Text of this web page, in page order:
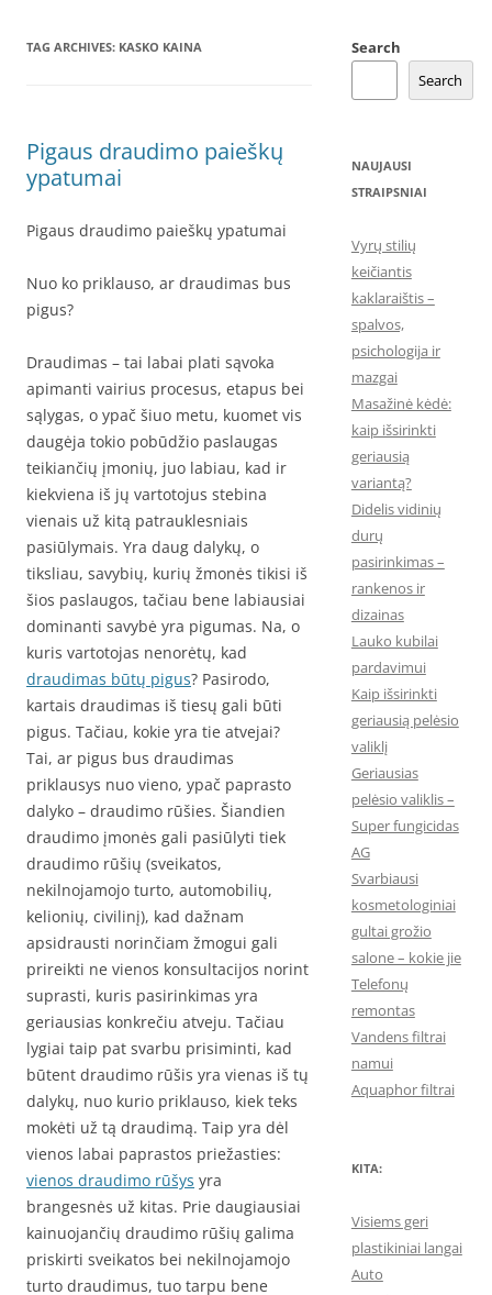
TAG ARCHIVES: KASKO KAINA
Pigaus draudimo paieškų
ypatumai
Pigaus draudimo paieškų ypatumai
Nuo ko priklauso, ar draudimas bus
pigus?
Draudimas – tai labai plati sąvoka
apimanti vairius procesus, etapus bei
sąlygas, o ypač šiuo metu, kuomet vis
daugėja tokio pobūdžio paslaugas
teikiančių įmonių, juo labiau, kad ir
kiekviena iš jų vartotojus stebina
vienais už kitą patrauklesniais
pasiūlymais. Yra daug dalykų, o
tiksliau, savybių, kurių žmonės tikisi iš
šios paslaugos, tačiau bene labiausiai
dominanti savybė yra pigumas. Na, o
kuris vartotojas nenorėtų, kad
draudimas būtų pigus? Pasirodo,
kartais draudimas iš tiesų gali būti
pigus. Tačiau, kokie yra tie atvejai?
Tai, ar pigus bus draudimas
priklausys nuo vieno, ypač paprasto
dalyko – draudimo rūšies. Šiandien
draudimo įmonės gali pasiūlyti tiek
draudimo rūšių (sveikatos,
nekilnojamojo turto, automobilių,
kelionių, civilinį), kad dažnam
apsidrausti norinčiam žmogui gali
prireikti ne vienos konsultacijos norint
suprasti, kuris pasirinkimas yra
geriausias konkrečiu atveju. Tačiau
lygiai taip pat svarbu prisiminti, kad
būtent draudimo rūšis yra vienas iš tų
dalykų, nuo kurio priklauso, kiek teks
mokėti už tą draudimą. Taip yra dėl
vienos labai paprastos priežasties:
vienos draudimo rūšys yra
brangesnės už kitas. Prie daugiausiai
kainuojančių draudimo rūšių galima
priskirti sveikatos bei nekilnojamojo
turto draudimus, tuo tarpu bene
Search
Search
NAUJAUSI
STRAIPSNIAI
Vyrų stilių
keičiantis
kaklaraištis –
spalvos,
psichologija ir
mazgai
Masažinė kėdė:
kaip išsirinkti
geriausią
variantą?
Didelis vidinių
durų
pasirinkimas –
rankenos ir
dizainas
Lauko kubilai
pardavimui
Kaip išsirinkti
geriausią pelėsio
valiklį
Geriausias
pelėsio valiklis –
Super fungicidas
AG
Svarbiausi
kosmetologiniai
gultai grožio
salone – kokie jie
Telefonų
remontas
Vandens filtrai
namui
Aquaphor filtrai
KITA:
Visiems geri
plastikiniai langai
Auto